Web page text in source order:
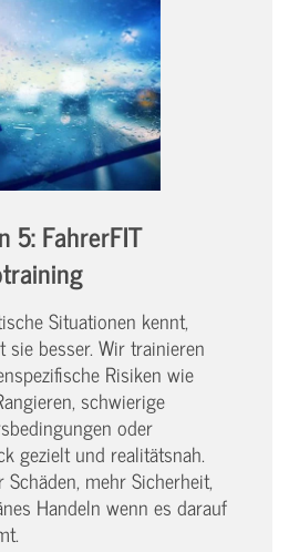
5: FahrerFIT
Situationen kennt,
sie besser. Wir trainieren
Risiken wie
schwierige
oder
gezielt und realitätsnah.
Schäden, mehr Sicherheit,
Handeln wenn es darauf